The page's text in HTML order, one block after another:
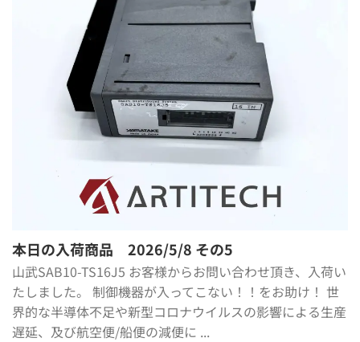
本日の入荷商品 2026/5/8 その5
山武SAB10-TS16J5 お客様からお問い合わせ頂き、入荷い
たしました。 制御機器が入ってこない！！をお助け！ 世
界的な半導体不足や新型コロナウイルスの影響による生産
遅延、及び航空便/船便の減便に ...